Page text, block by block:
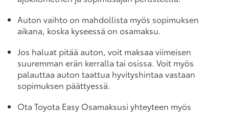
Auton vaihto on mahdollista myös sopimuksen
aikana, koska kyseessä on osamaksu.
Jos haluat pitää auton, voit maksaa viimeisen
suuremman erän kerralla tai osissa. Voit myös
palauttaa auton taattua hyvityshintaa vastaan
sopimuksen päättyessä.
Ota Toyota Easy Osamaksusi yhteyteen myös